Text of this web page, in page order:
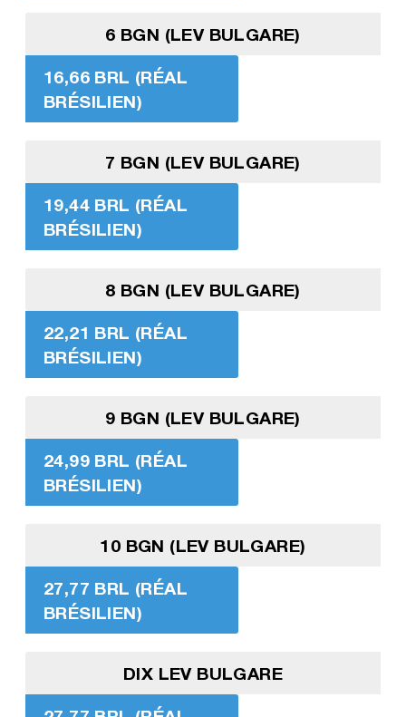
6 BGN (LEV BULGARE)
16,66 BRL (RÉAL
BRÉSILIEN)
7 BGN (LEV BULGARE)
19,44 BRL (RÉAL
BRÉSILIEN)
8 BGN (LEV BULGARE)
22,21 BRL (RÉAL
BRÉSILIEN)
9 BGN (LEV BULGARE)
24,99 BRL (RÉAL
BRÉSILIEN)
10 BGN (LEV BULGARE)
27,77 BRL (RÉAL
BRÉSILIEN)
DIX LEV BULGARE